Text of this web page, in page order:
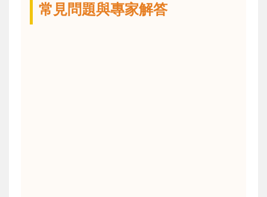
常見問題與專家解答